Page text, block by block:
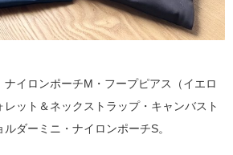
イロンポーチM・フープピアス（イエロ
ット＆ネックストラップ・キャンバスト
ダーミニ・ナイロンポーチS。